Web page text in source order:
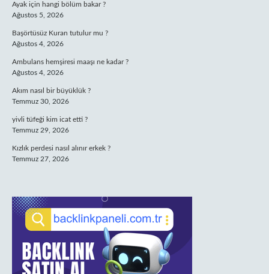
Ayak için hangi bölüm bakar ?
Ağustos 5, 2026
Başörtüsüz Kuran tutulur mu ?
Ağustos 4, 2026
Ambulans hemşiresi maaşı ne kadar ?
Ağustos 4, 2026
Akım nasıl bir büyüklük ?
Temmuz 30, 2026
yivli tüfeği kim icat etti ?
Temmuz 29, 2026
Kızlık perdesi nasıl alınır erkek ?
Temmuz 27, 2026